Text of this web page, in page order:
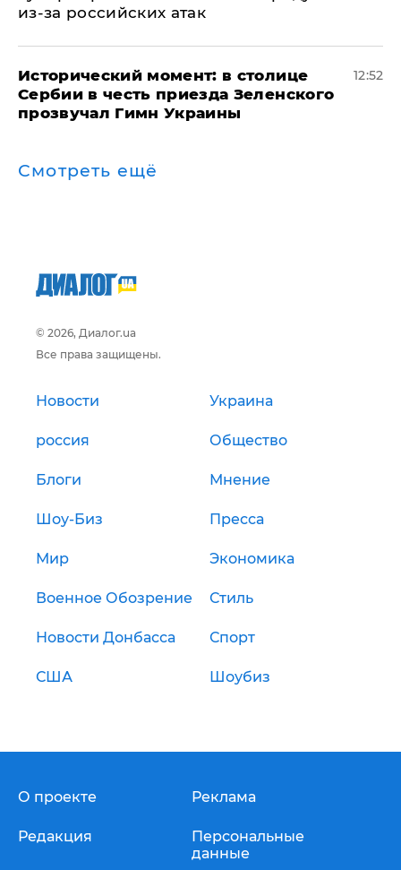
из-за российских атак
Исторический момент: в столице
Сербии в честь приезда Зеленского
прозвучал Гимн Украины
12:52
Смотреть ещё
© 2026, Диалог.ua
Все права защищены.
Новости Украина
россия Общество
Блоги Мнение
Шоу-Биз Пресса
Мир Экономика
Военное Обозрение Стиль
Новости Донбасса Спорт
США Шоубиз
О проекте
Редакция
Реклама
Персональные
данные